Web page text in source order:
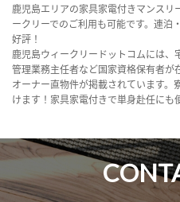
鹿児島エリアの家具家電付きマンスリ
ークリーでのご利用も可能です。連
好評！
鹿児島ウィークリードットコムには、
管理業務主任者など国家資格保有者
オーナー直物件が掲載されています
けます！家具家電付きで単身赴任にも